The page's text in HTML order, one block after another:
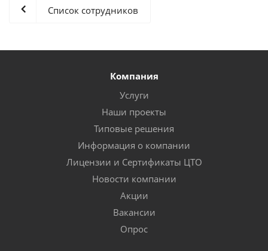
Список сотрудников
Компания
Услуги
Наши проекты
Типовые решения
Информация о компании
Лицензии и Сертификаты ЦТО
Новости компании
Акции
Вакансии
Опрос